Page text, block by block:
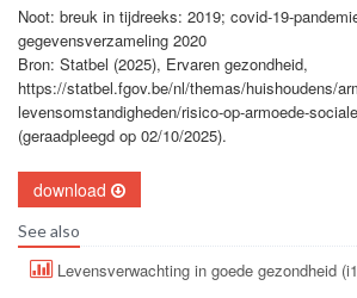
Noot: breuk in tijdreeks: 2019; covid-19-
gegevensverzameling 2020
Bron: Statbel (2025), Ervaren gezondheid,
https://statbel.fgov.be/nl/themas/huishoudens/
levensomstandigheden/risico-op-armoede-
(geraadpleegd op 02/10/2025).
download
See also
Levensverwachting in goede gezondheid